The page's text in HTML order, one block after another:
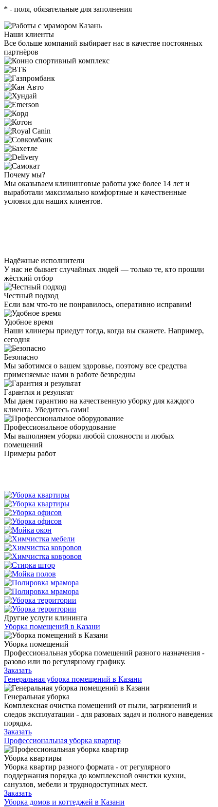
* - поля, обязательные для заполнения
Наши клиенты
Все больше компаний выбирает нас в качестве постоянных
партнёров
Почему мы?
Мы оказываем клининговые работы уже более 14 лет и
выработали максимально комфортные и качественные
условия для наших клиентов.
Надёжные исполнители
У нас не бывает случайных людей — только те, кто прошли
жёсткий отбор
Честный подход
Если вам что-то не понравилось, оперативно исправим!
Удобное время
Наши клинеры приедут тогда, когда вы скажете. Например,
сегодня
Безопасно
Мы заботимся о вашем здоровье, поэтому все средства
применяемые нами в работе безвредны
Гарантия и результат
Мы даем гарантию на качественную уборку для каждого
клиента. Убедитесь сами!
Профессиональное оборудование
Мы выполняем уборки любой сложности и любых
помещений
Примеры работ
Другие услуги клининга
Уборка помещений в Казани
Уборка помещений
Профессиональная уборка помещений разного назначения -
разово или по регулярному графику.
Заказать
Генеральная уборка помещений в Казани
Генеральная уборка
Комплексная очистка помещений от пыли, загрязнений и
следов эксплуатации - для разовых задач и полного наведения
порядка.
Заказать
Профессиональная уборка квартир
Уборка квартиры
Уборка квартир разного формата - от регулярного
поддержания порядка до комплексной очистки кухни,
санузлов, мебели и труднодоступных мест.
Заказать
Уборка домов и коттеджей в Казани